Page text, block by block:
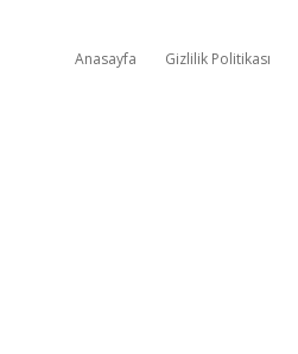
Anasayfa Gizlilik Politikası